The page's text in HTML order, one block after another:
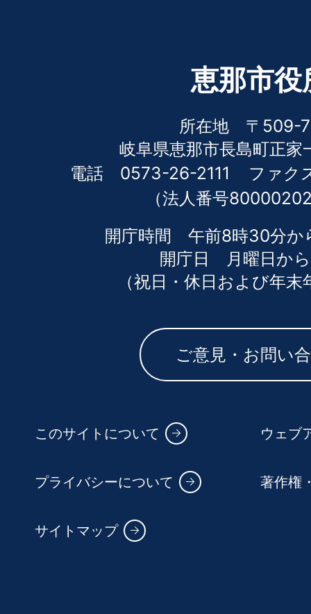
恵那市役
所在地 〒509-
岐阜県恵那市長島町正家
電話 0573-26-2111
ファ
（法人番号
開庁時間 午前8時30分か
開庁日 月曜日か
（祝日・休日および年
ご意見・お問い
このサイトについて ウェブ
プライバシーについて 著作権
サイトマップ